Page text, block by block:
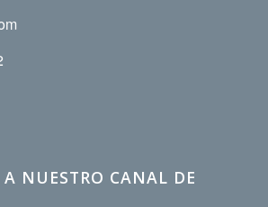
A NUESTRO CANAL DE